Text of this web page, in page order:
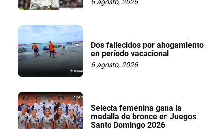
6 agosto, 2026
Dos fallecidos por ahogamiento
en período vacacional
6 agosto, 2026
Selecta femenina gana la
medalla de bronce en Juegos
Santo Domingo 2026